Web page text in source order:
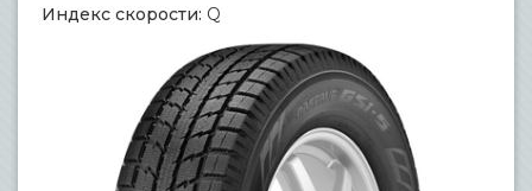
Индекс скорости: Q